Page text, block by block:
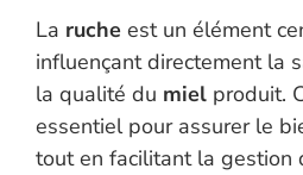
La ruche est un élément
influençant directement la
la qualité du miel produit.
essentiel pour assurer le
tout en facilitant la gestion